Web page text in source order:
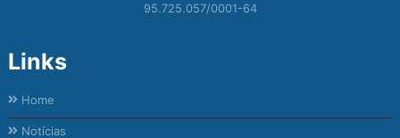
95.725.057/0001-64
Links
Home
Notícias